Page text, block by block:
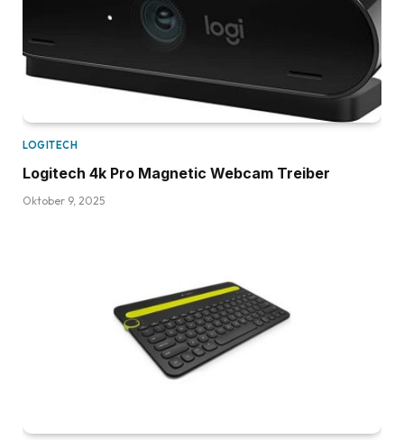
LOGITECH
Logitech 4k Pro Magnetic Webcam Treiber
Oktober 9, 2025